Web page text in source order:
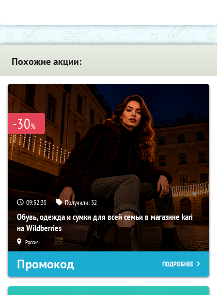
Похожие акции:
-30%
09:52:34 Получили: 32
Обувь, одежда и сумки для всей семьи в магазине kari
на Wildberries
Россия
Промокод ПОДРОБНЕЕ